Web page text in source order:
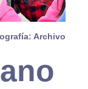
Archivo